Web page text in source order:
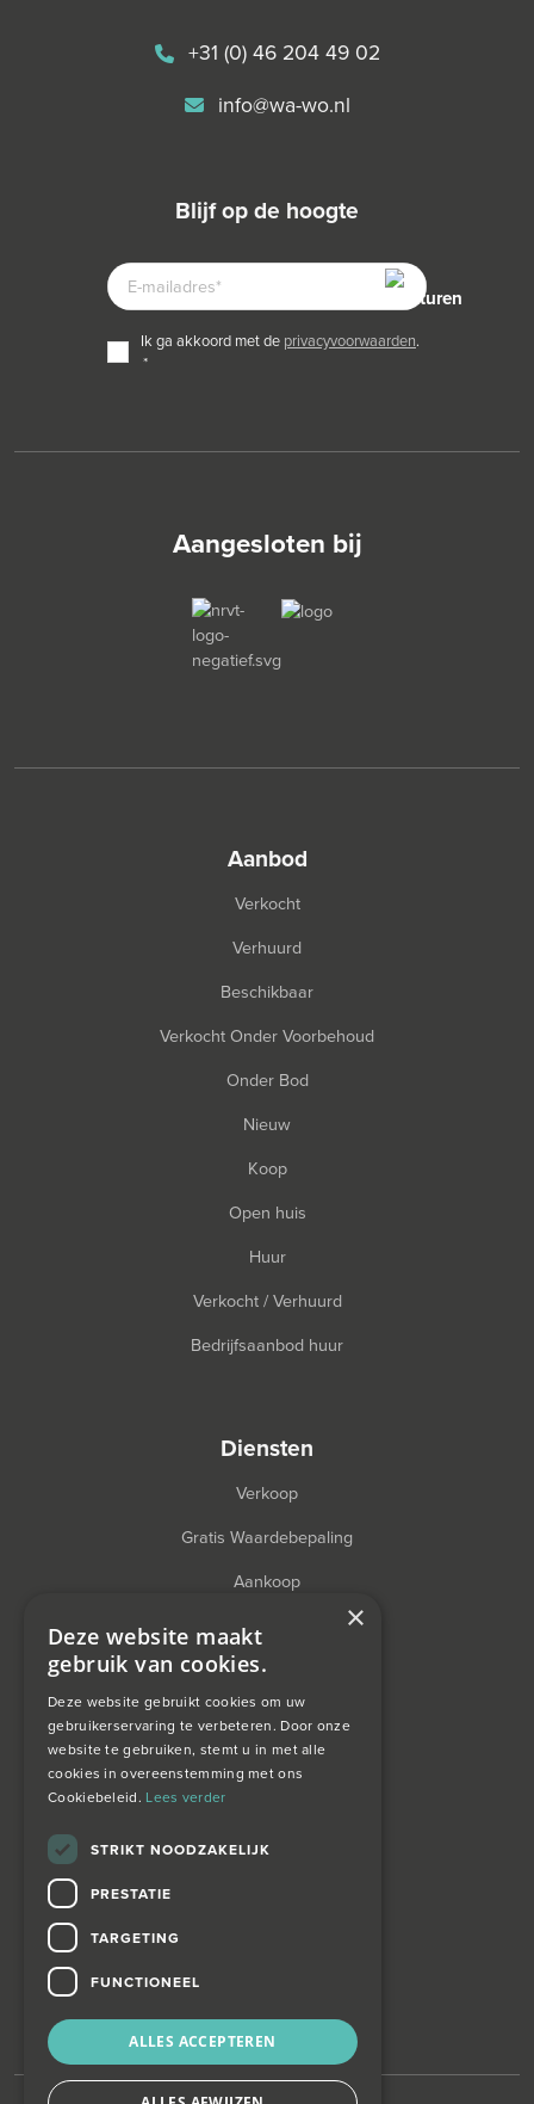
+31 (0) 46 204 49 02
info@wa-wo.nl
blijf op de hoogte
E-
MAILADRES
TOESTEMMING
*
ik ga akkoord met de privacyvoorwaarden.
*
Aangesloten bij
aanbod
Verkocht
Verhuurd
Beschikbaar
Verkocht Onder Voorbehoud
Onder Bod
Nieuw
Koop
Open huis
Huur
Verkocht / Verhuurd
Bedrijfsaanbod huur
diensten
Verkoop
Gratis Waardebepaling
Aankoop
Financieel Advies
Taxatie
over ons
×
Deze website maakt
gebruik van cookies.
Deze website gebruikt cookies om uw
gebruikerservaring te verbeteren. Door onze
website te gebruiken, stemt u in met alle
cookies in overeenstemming met ons
Cookiebeleid. Lees verder
STRIKT NOODZAKELIJK
PRESTATIE
TARGETING
FUNCTIONEEL
ALLES ACCEPTEREN